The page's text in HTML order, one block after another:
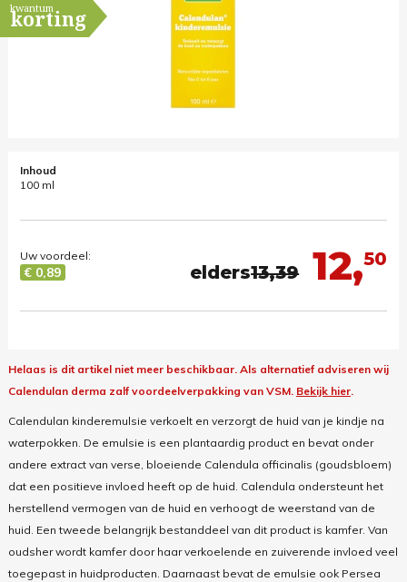
kwantum
korting
Inhoud
100 ml
12,50
elders13,39
Uw voordeel:
€ 0,89
Helaas is dit artikel niet meer beschikbaar. Als alternatief adviseren wij
Calendulan derma zalf voordeelverpakking van VSM. Bekijk hier.
Calendulan kinderemulsie verkoelt en verzorgt de huid van je kindje na
waterpokken. De emulsie is een plantaardig product en bevat onder
andere extract van verse, bloeiende Calendula officinalis (goudsbloem)
dat een positieve invloed heeft op de huid. Calendula ondersteunt het
herstellend vermogen van de huid en verhoogt de weerstand van de
huid. Een tweede belangrijk bestanddeel van dit product is kamfer. Van
oudsher wordt kamfer door haar verkoelende en zuiverende invloed veel
toegepast in huidproducten. Daarnaast bevat de emulsie ook Persea